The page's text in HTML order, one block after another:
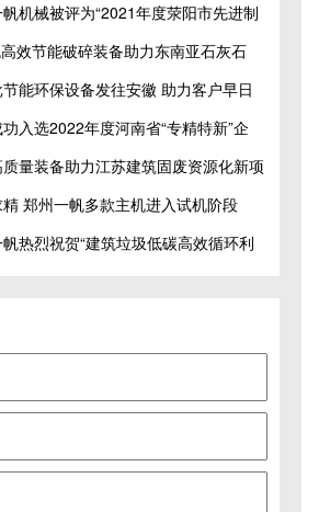
帆机械被评为“2021年度荥阳市先进制
效节能破碎装备助力东南亚石灰石
能环保设备发往安徽 助力客户早日
入选2022年度河南省“专精特新”企
量装备助力江苏建筑固废资源化新项
精 郑州一帆多款主机进入试机阶段
热烈祝贺“建筑垃圾低碳高效循环利